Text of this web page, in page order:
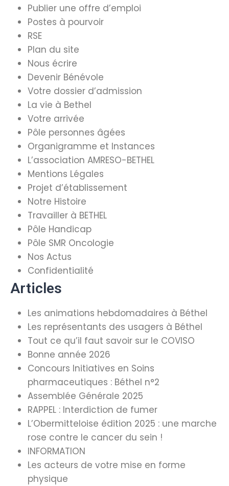
Publier une offre d’emploi
Postes à pourvoir
RSE
Plan du site
Nous écrire
Devenir Bénévole
Votre dossier d’admission
La vie à Bethel
Votre arrivée
Pôle personnes âgées
Organigramme et Instances
L’association AMRESO-BETHEL
Mentions Légales
Projet d’établissement
Notre Histoire
Travailler à BETHEL
Pôle Handicap
Pôle SMR Oncologie
Nos Actus
Confidentialité
Articles
Les animations hebdomadaires à Béthel
Les représentants des usagers à Béthel
Tout ce qu’il faut savoir sur le COVISO
Bonne année 2026
Concours Initiatives en Soins
pharmaceutiques : Béthel n°2
Assemblée Générale 2025
RAPPEL : Interdiction de fumer
L’Obermitteloise édition 2025 : une marche
rose contre le cancer du sein !
INFORMATION
Les acteurs de votre mise en forme
physique